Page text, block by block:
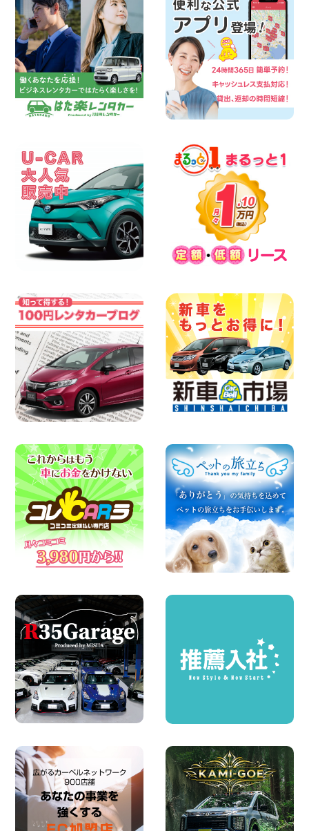
100円レンタカー 墨田両国
2026年08月07日
三河安城店 8月後半のレンタカー予約は
お早めに♪ルーミーご予約受付中です! 愛
知県 三河安城店
100円レンタカー 三河安城
2026年08月07日
お盆シーズン空きあり!!100円レンタカー
夏季休暇のお知らせ 東京都 墨田文花店
100円レンタカー 墨田文花
2026年08月07日
8月 お盆休みのお知らせ 広島県 ベイシテ
ィ宇品店
100円レンタカー ベイシティ宇品
2026年08月07日
横浜弥生台店限定!!夏季特別キャンペーン
100円レンタカー 横浜弥生台
2026年08月07日
お盆も休まず営業します! 神奈川県 横浜
旭南本宿町店
100円レンタカー 横浜旭南本宿町
2026年08月07日
お引越しに便利で最適!(禁煙車両) 香川県
坂出川津店
100円レンタカー 坂出川津
2026年08月07日
【カーシェアのレンタカーが2台になりま
100円レンタカー 各務原那加
2026年08月06日
空き有ります!!コンパクトSUV 軽 ミニバ
ン 軽トラ 車種多数!!関東圏必見♪ 東京都
町田根岸店
100円レンタカー 町田根岸
2026年08月06日
体調崩してませんか?? 兵庫県 加古川店
100円レンタカー 加古川
2026年08月06日
ハイエースワゴンGL!!クルーズコントロ
ールが付いている〜!! 福島県 福島笹木野
2026年08月05日
※※超格安日額5,800円※※荷物運びに最適
の軽バンのレンタカー!! 出雲ドーム前店
島根県 出雲ドーム前店